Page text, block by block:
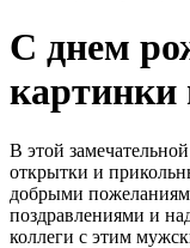
С днем
картинки
В этой
открытки и
добрыми
поздравлениями и
коллеги с этим